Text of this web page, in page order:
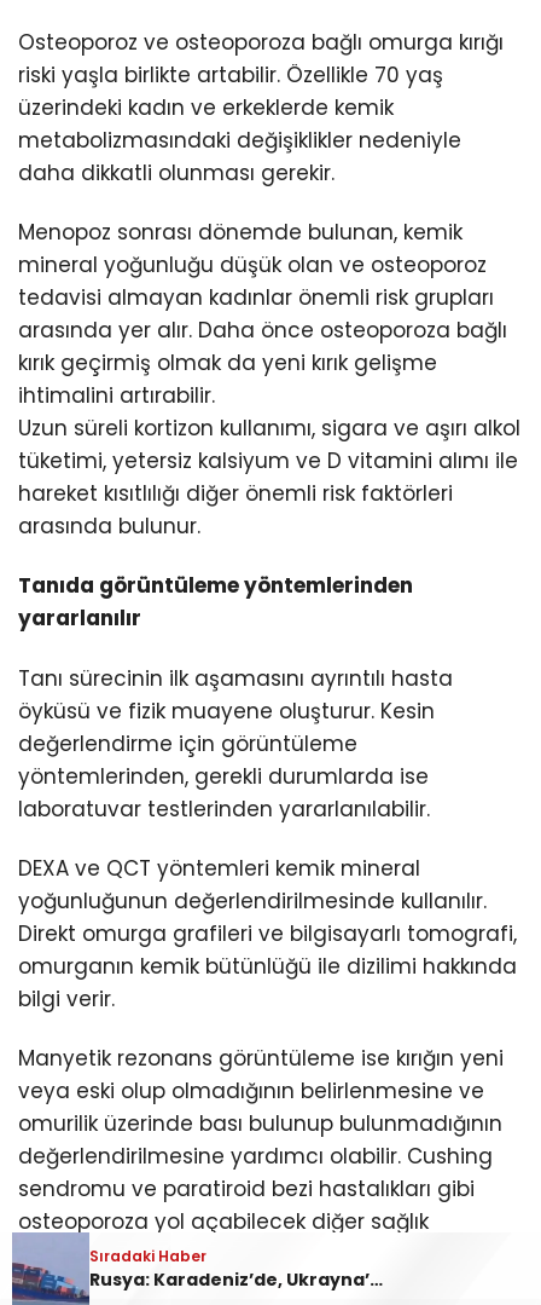
Sıradaki Haber
Osteoporoza Bağlı Omurga Kırıkları Sessiz İlerleyebilir
Osteoporoz ve osteoporoza bağlı omurga kırığı
riski yaşla birlikte artabilir. Özellikle 70 yaş
üzerindeki kadın ve erkeklerde kemik
metabolizmasındaki değişiklikler nedeniyle
daha dikkatli olunması gerekir.
Menopoz sonrası dönemde bulunan, kemik
mineral yoğunluğu düşük olan ve osteoporoz
tedavisi almayan kadınlar önemli risk grupları
arasında yer alır. Daha önce osteoporoza bağlı
kırık geçirmiş olmak da yeni kırık gelişme
ihtimalini artırabilir.
Uzun süreli kortizon kullanımı, sigara ve aşırı alkol
tüketimi, yetersiz kalsiyum ve D vitamini alımı ile
hareket kısıtlılığı diğer önemli risk faktörleri
arasında bulunur.
Tanıda görüntüleme yöntemlerinden
yararlanılır
Tanı sürecinin ilk aşamasını ayrıntılı hasta
öyküsü ve fizik muayene oluşturur. Kesin
değerlendirme için görüntüleme
yöntemlerinden, gerekli durumlarda ise
laboratuvar testlerinden yararlanılabilir.
DEXA ve QCT yöntemleri kemik mineral
yoğunluğunun değerlendirilmesinde kullanılır.
Direkt omurga grafileri ve bilgisayarlı tomografi,
omurganın kemik bütünlüğü ile dizilimi hakkında
bilgi verir.
Manyetik rezonans görüntüleme ise kırığın yeni
veya eski olup olmadığının belirlenmesine ve
omurilik üzerinde bası bulunup bulunmadığının
değerlendirilmesine yardımcı olabilir. Cushing
sendromu ve paratiroid bezi hastalıkları gibi
osteoporoza yol açabilecek diğer sağlık
sorunlarının araştırılması amacıyla laboratuvar
testlerine de başvurulabilir.
Sıradaki Haber
Rusya: Karadeniz’de, Ukrayna’ya askeri malzeme taşıyan 2 kuru yük gemisini vurduk